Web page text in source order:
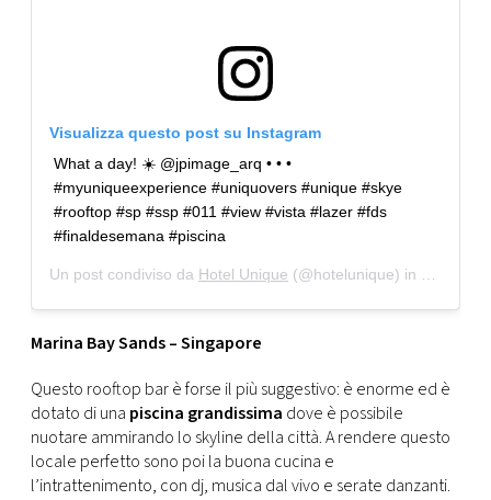
Visualizza questo post su Instagram
What a day! ☀️ @jpimage_arq • • •
#myuniqueexperience #uniquovers #unique #skye
#rooftop #sp #ssp #011 #view #vista #lazer #fds
#finaldesemana #piscina
Un post condiviso da Hotel Unique (@hotelunique) in data:
Marina Bay Sands – Singapore
Questo rooftop bar è forse il più suggestivo: è enorme ed è
dotato di una piscina grandissima dove è possibile
nuotare ammirando lo skyline della città. A rendere questo
locale perfetto sono poi la buona cucina e
l’intrattenimento, con dj, musica dal vivo e serate danzanti.